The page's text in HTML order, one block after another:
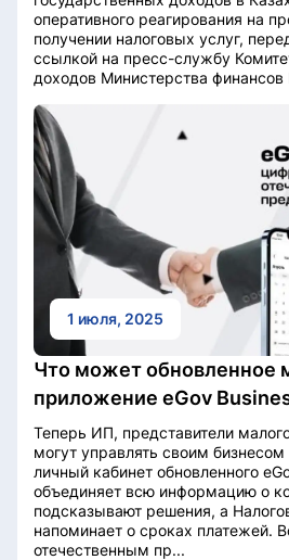
оперативного реагирования на
получении налоговых услуг,
ссылкой на пресс-службу
доходов Министерства финансов
1 июля, 2025
Что может обновленное
приложение eGov
Теперь ИП, представители
могут управлять своим
личный кабинет обновленного
объединяет всю информацию о
подсказывают решения, а
напоминает о сроках платежей.
отечественным пр...